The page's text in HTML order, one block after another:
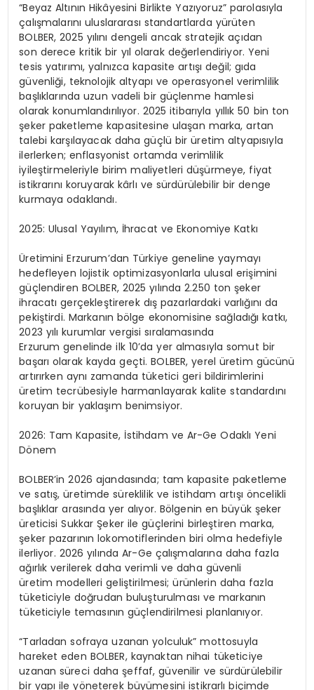
“Beyaz Altının Hikâyesini Birlikte Yazıyoruz” parolasıyla
çalışmalarını uluslararası standartlarda yürüten
BOLBER, 2025 yılını dengeli ancak stratejik açıdan
son derece kritik bir yıl olarak değerlendiriyor. Yeni
tesis yatırımı, yalnızca kapasite artışı değil; gıda
güvenliği, teknolojik altyapı ve operasyonel verimlilik
başlıklarında uzun vadeli bir güçlenme hamlesi
olarak konumlandırılıyor. 2025 itibarıyla yıllık 50 bin ton
şeker paketleme kapasitesine ulaşan marka, artan
talebi karşılayacak daha güçlü bir üretim altyapısıyla
ilerlerken; enflasyonist ortamda verimlilik
iyileştirmeleriyle birim maliyetleri düşürmeye, fiyat
istikrarını koruyarak kârlı ve sürdürülebilir bir denge
kurmaya odaklandı.
2025: Ulusal Yayılım, İhracat ve Ekonomiye Katkı
Üretimini Erzurum’dan Türkiye geneline yaymayı
hedefleyen lojistik optimizasyonlarla ulusal erişimini
güçlendiren BOLBER, 2025 yılında 2.250 ton şeker
ihracatı gerçekleştirerek dış pazarlardaki varlığını da
pekiştirdi. Markanın bölge ekonomisine sağladığı katkı,
2023 yılı kurumlar vergisi sıralamasında
Erzurum genelinde ilk 10’da yer almasıyla somut bir
başarı olarak kayda geçti. BOLBER, yerel üretim gücünü
artırırken aynı zamanda tüketici geri bildirimlerini
üretim tecrübesiyle harmanlayarak kalite standardını
koruyan bir yaklaşım benimsiyor.
2026: Tam Kapasite, İstihdam ve Ar-Ge Odaklı Yeni
Dönem
BOLBER’in 2026 ajandasında; tam kapasite paketleme
ve satış, üretimde süreklilik ve istihdam artışı öncelikli
başlıklar arasında yer alıyor. Bölgenin en büyük şeker
üreticisi Sukkar Şeker ile güçlerini birleştiren marka,
şeker pazarının lokomotiflerinden biri olma hedefiyle
ilerliyor. 2026 yılında Ar-Ge çalışmalarına daha fazla
ağırlık verilerek daha verimli ve daha güvenli
üretim modelleri geliştirilmesi; ürünlerin daha fazla
tüketiciyle doğrudan buluşturulması ve markanın
tüketiciyle temasının güçlendirilmesi planlanıyor.
“Tarladan sofraya uzanan yolculuk” mottosuyla
hareket eden BOLBER, kaynaktan nihai tüketiciye
uzanan süreci daha şeffaf, güvenilir ve sürdürülebilir
bir yapı ile yöneterek büyümesini istikrarlı biçimde